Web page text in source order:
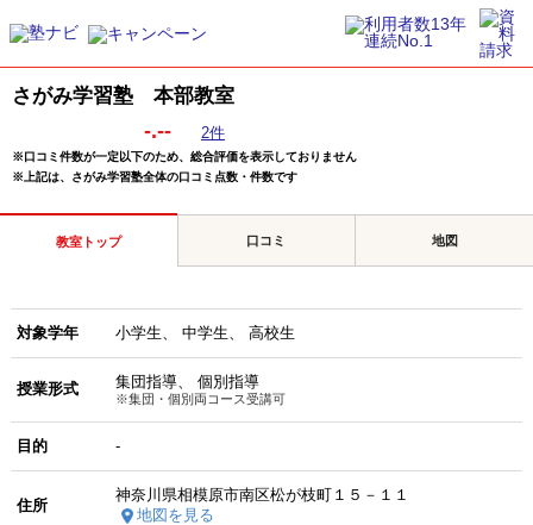
さがみ学習塾 本部教室
-.-- 2件
※口コミ件数が一定以下のため、総合評価を表示しておりません
※上記は、さがみ学習塾全体の口コミ点数・件数です
教室トップ 口コミ 地図
対象学年 小学生 中学生 高校生
授業形式 集団指導 個別指導
※集団・個別両コース受講可
目的 -
住所
神奈川県相模原市南区松が枝町１５－１１
地図を見る